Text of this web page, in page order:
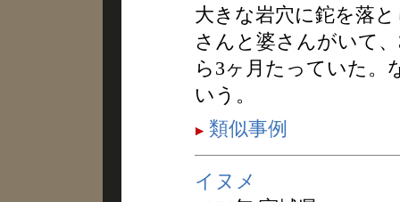
大きな岩穴に鉈を落
さんと婆さんがいて
ら3ヶ月たっていた。
いう。
類似事例
イヌメ